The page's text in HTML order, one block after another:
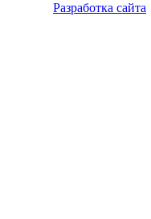
Разработка сайта